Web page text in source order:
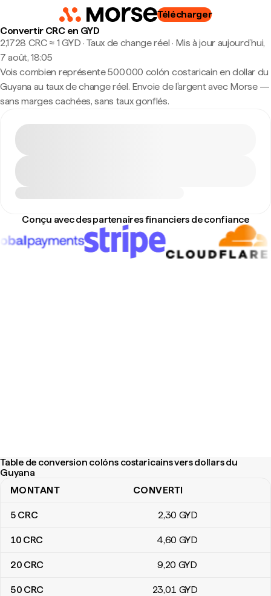
Télécharger
Convertir CRC en GYD
2,1728 CRC ≈ 1 GYD · Taux de change réel · Mis à jour aujourd’hui,
7 août, 18:05
Vois combien représente 500 000 colón costaricain en dollar du
Guyana au taux de change réel. Envoie de l'argent avec Morse —
sans marges cachées, sans taux gonflés.
Conçu avec des partenaires financiers de confiance
Table de conversion colóns costaricains vers dollars du
Guyana
Table de conversion colóns costaricains vers dollars du Guyana
MONTANT CONVERTI
5 CRC 2,30 GYD
10 CRC 4,60 GYD
20 CRC 9,20 GYD
50 CRC 23,01 GYD